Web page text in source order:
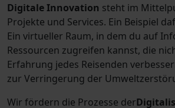
Digitale Innovation steht im
Projekte und Services. Ein Beispiel
Ein virtueller Raum, in dem du auf
Ressourcen zugreifen kannst, die
Erfahrung jedes Reisenden
zur Verringerung der
Wir fördern die Prozesse der